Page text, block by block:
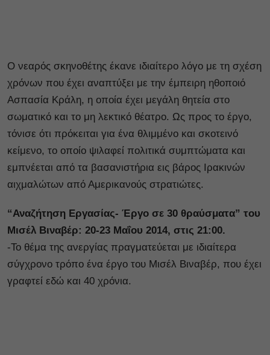
Ο νεαρός σκηνοθέτης έκανε ιδιαίτερο λόγο με τη σχέση
χρόνων που έχει αναπτύξει με την έμπειρη ηθοποιό
Ασπασία Κράλη, η οποία έχει μεγάλη θητεία στο
σωματικό και το μη λεκτικό θέατρο. Ως προς το έργο,
τόνισε ότι πρόκειται για ένα θλιμμένο και σκοτεινό
κείμενο, το οποίο ψιλαφεί πολιτικά συμπτώματα και
εμπνέεται από τα βασανιστήρια εις βάρος Ιρακινών
αιχμαλώτων από Αμερικανούς στρατιώτες.
“Αναζήτηση Εργασίας- Έργο σε 30 θραύσματα” του
Μισέλ Βιναβέρ: 20-23 Μαΐου 2014, στις 21:00.
-Το θέμα της ανεργίας πραγματεύεται με ιδιαίτερα
σύγχρονο τρόπο ένα έργο του Μισέλ Βιναβέρ, που έχει
γραφτεί εδώ και 40 χρόνια.